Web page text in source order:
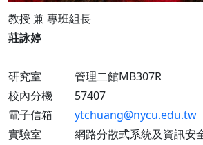
教授 兼 專班組長
莊詠婷
研究室 管理二館MB307R
校內分機 57407
電子信箱 ytchuang@nycu.edu.tw
實驗室 網路分散式系統及資訊安